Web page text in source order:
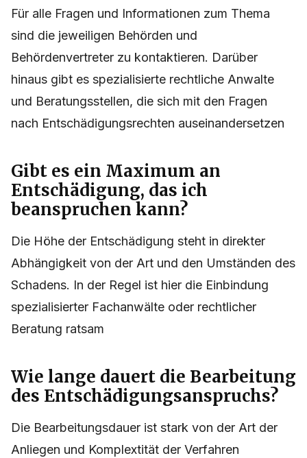
Für alle Fragen und Informationen zum Thema
sind die jeweiligen Behörden und
Behördenvertreter zu kontaktieren. Darüber
hinaus gibt es spezialisierte rechtliche Anwalte
und Beratungsstellen, die sich mit den Fragen
nach Entschädigungsrechten auseinandersetzen
Gibt es ein Maximum an
Entschädigung, das ich
beanspruchen kann?
Die Höhe der Entschädigung steht in direkter
Abhängigkeit von der Art und den Umständen des
Schadens. In der Regel ist hier die Einbindung
spezialisierter Fachanwälte oder rechtlicher
Beratung ratsam
Wie lange dauert die Bearbeitung
des Entschädigungsanspruchs?
Die Bearbeitungsdauer ist stark von der Art der
Anliegen und Komplextität der Verfahren